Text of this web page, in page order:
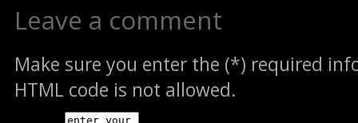
Leave a comment
Make sure you enter the (*) required
HTML code is not allowed.